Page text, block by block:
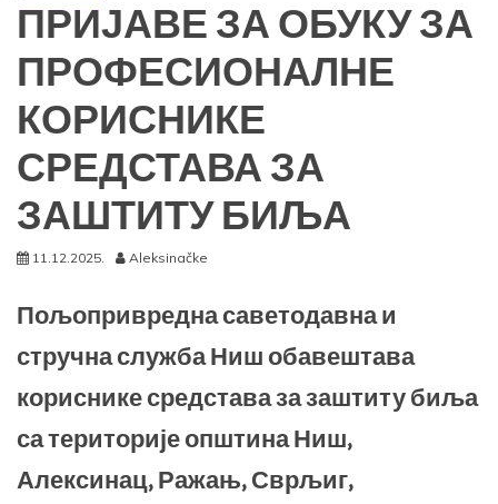
ПРИЈАВЕ ЗА ОБУКУ ЗА
ПРОФЕСИОНАЛНЕ
КОРИСНИКЕ
СРЕДСТАВА ЗА
ЗАШТИТУ БИЉА
11.12.2025. Aleksinačke
Пољопривредна саветодавна и
стручна служба Ниш обавештава
кориснике средстава за заштиту биља
са територије општина Ниш,
Алексинац, Ражањ, Сврљиг,